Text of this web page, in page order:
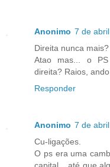
Anonimo 7 de
Direita nunca mais?
Atao mas... o
direita? Raios,
Responder
Anonimo 7 de
Cu-ligações.
O ps era uma